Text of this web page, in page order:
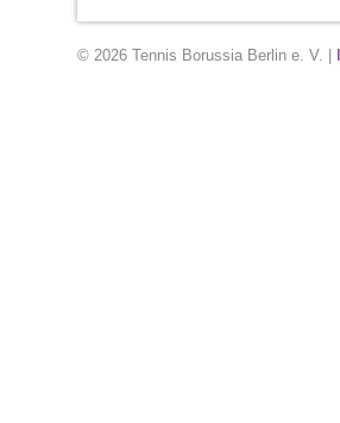
© 2026 Tennis Borussia Berlin e. V. |